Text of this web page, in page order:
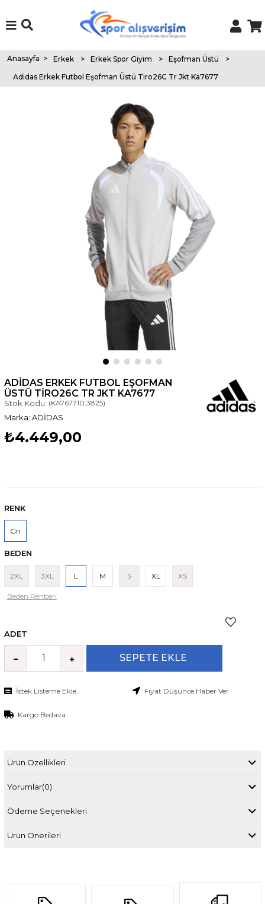
Anasayfa > Erkek > Erkek Spor Giyim > Eşofman Üstü
>
Adidas Erkek Futbol Eşofman Üstü Tiro26C Tr Jkt Ka7677
ADIDAS ERKEK FUTBOL EŞOFMAN
ÜSTÜ TIRO26C TR JKT KA7677
Stok Kodu: (KA767710.3825)
ADİDAS
₺4.449,00
RENK
Gri
BEDEN
2XL 3XL L M S XL XS
Beden Rehberi
ADET
İstek Listeme Ekle Fiyat Düşünce Haber Ver
Kargo Bedava
Ürün Özellikleri
Yorumlar(0)
Ödeme Seçenekleri
Ürün Önerileri